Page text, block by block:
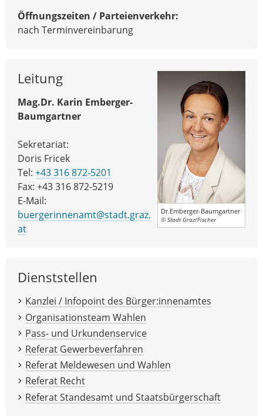
Öffnungszeiten / Parteienverkehr:
nach Terminvereinbarung
Dr.Emberger-Baumgartner
© Stadt Graz/Fischer
Leitung
Mag.Dr. Karin Emberger-
Baumgartner
Sekretariat:
Doris Fricek
Tel: +43 316 872-5201
Fax: +43 316 872-5219
E-Mail:
buergerinnenamt@stadt.graz.
at
Dienststellen
Kanzlei / Infopoint des Bürger:innenamtes
Organisationsteam Wahlen
Pass- und Urkundenservice
Referat Gewerbeverfahren
Referat Meldewesen und Wahlen
Referat Recht
Referat Standesamt und Staatsbürgerschaft